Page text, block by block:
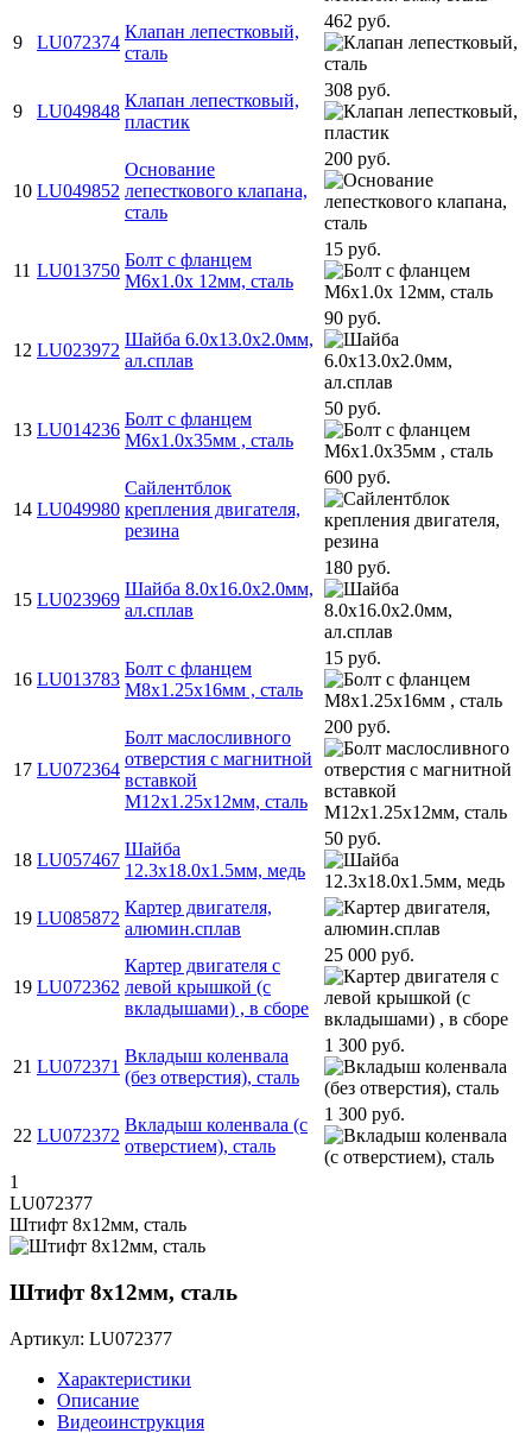
9 LU072374
Клапан лепестковый,
сталь
462 руб.
9 LU049848
Клапан лепестковый,
пластик
308 руб.
10 LU049852
Основание
лепесткового клапана,
сталь
200 руб.
11 LU013750
Болт с фланцем
M6x1.0x 12мм, сталь
15 руб.
12 LU023972
Шайба 6.0x13.0x2.0мм,
ал.сплав
90 руб.
13 LU014236
Болт с фланцем
M6х1.0х35мм , сталь
50 руб.
14 LU049980
Сайлентблок
крепления двигателя,
резина
600 руб.
15 LU023969
Шайба 8.0x16.0x2.0мм,
ал.сплав
180 руб.
16 LU013783
Болт с фланцем
M8х1.25х16мм , сталь
15 руб.
17 LU072364
Болт маслосливного
отверстия с магнитной
вставкой
М12x1.25x12мм, сталь
200 руб.
18 LU057467
Шайба
12.3х18.0х1.5мм, медь
50 руб.
19 LU085872
Картер двигателя,
алюмин.сплав
19 LU072362
Картер двигателя с
левой крышкой (с
вкладышами) , в сборе
25 000 руб.
21 LU072371
Вкладыш коленвала
(без отверстия), сталь
1 300 руб.
22 LU072372
Вкладыш коленвала (с
отверстием), сталь
1 300 руб.
1
LU072377
Штифт 8х12мм, сталь
Штифт 8х12мм, сталь
Артикул: LU072377
Характеристики
Описание
Видеоинструкция